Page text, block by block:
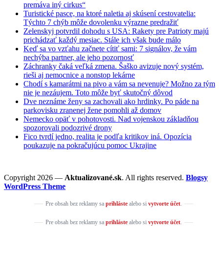
premáva iný cirkus“
Turistické pasce, na ktoré naletia aj skúsení cestovatelia:
Týchto 7 chýb môže dovolenku výrazne predražiť
Zelenskyj potvrdil dohodu s USA: Rakety pre Patrioty majú
prichádzať každý mesiac. Stále ich však bude málo
Keď sa vo vzťahu začnete cítiť sami: 7 signálov, že vám
nechýba partner, ale jeho pozornosť
Záchranky čaká veľká zmena. Šaško avizuje nový systém,
rieši aj nemocnice a nonstop lekárne
Chodí s kamarátmi na pivo a vám sa nevenuje? Možno za tým
nie je nezáujem. Toto môže byť skutočný dôvod
Dve neznáme ženy sa zachovali ako hrdinky. Po páde na
parkovisku zranenej žene pomohli až domov
Nemecko opäť v pohotovosti. Nad vojenskou základňou
spozorovali podozrivé drony
Fico tvrdí jedno, realita je podľa kritikov iná. Opozícia
poukazuje na pokračujúcu pomoc Ukrajine
Copyright 2026 — Aktualizované.sk. All rights reserved. Blogsy
WordPress Theme
Pre obsah bez reklamy sa prihlástealebo si vytvorte účet.